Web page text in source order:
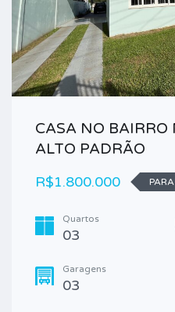
CASA NO BAIRRO
ALTO PADRÃO
R$1.800.000
Quartos
03
Garagens
03